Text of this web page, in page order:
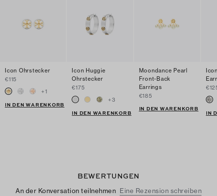
Icon Ohrstecker
€115
+1
IN DEN WARENKORB
Icon Huggie
Ohrstecker
€175
+3
IN DEN WARENKORB
Moondance Pearl
Front-Back
Earrings
€185
IN DEN WARENKORB
IN
BEWERTUNGEN
An der Konversation teilnehmen Eine Rezension schreiben